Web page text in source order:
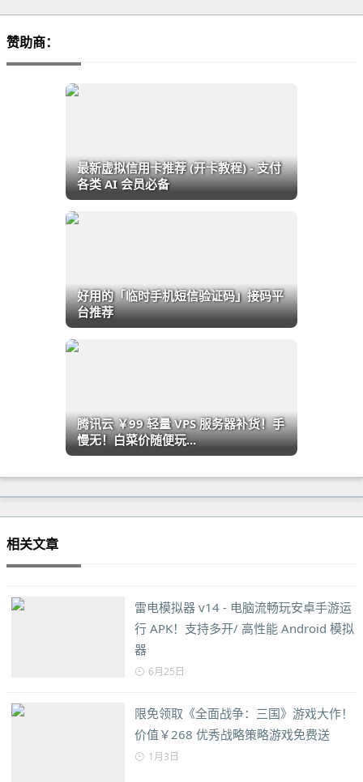
赞助商：
最新虚拟信用卡推荐 (开卡教程) - 支付
各类 AI 会员必备
好用的「临时手机短信验证码」接码平
台推荐
腾讯云 ￥99 轻量 VPS 服务器补货！手
慢无！白菜价随便玩...
相关文章
雷电模拟器 v14 - 电脑流畅玩安卓手游运
行 APK！支持多开/ 高性能 Android 模拟
器
6月25日
限免领取《全面战争：三国》游戏大作！
价值￥268 优秀战略策略游戏免费送
1月3日